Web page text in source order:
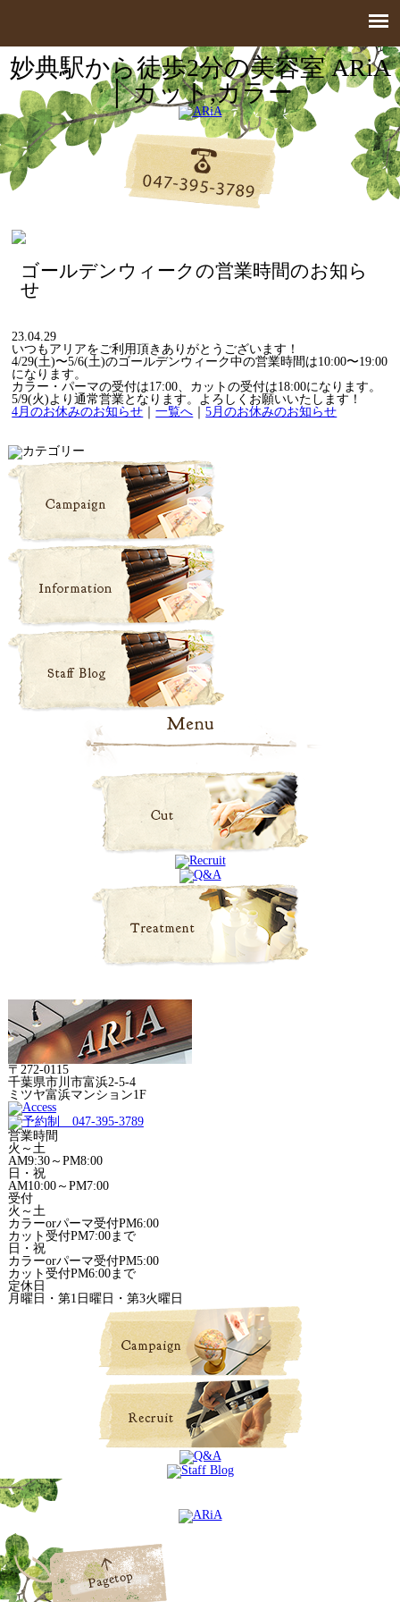
妙典駅から徒歩2分の美容室 ARiA
│ カット,カラー
ゴールデンウィークの営業時間のお知ら
せ
23.04.29
いつもアリアをご利用頂きありがとうございます！
4/29(土)〜5/6(土)のゴールデンウィーク中の営業時間は10:00〜19:00
になります。
カラー・パーマの受付は17:00、カットの受付は18:00になります。
5/9(火)より通常営業となります。よろしくお願いいたします！
4月のお休みのお知らせ ｜一覧へ ｜5月のお休みのお知らせ
〒272-0115
千葉県市川市富浜2-5-4
ミツヤ富浜マンション1F
営業時間
火～土
AM9:30～PM8:00
日・祝
AM10:00～PM7:00
受付
火～土
カラーorパーマ受付PM6:00
カット受付PM7:00まで
日・祝
カラーorパーマ受付PM5:00
カット受付PM6:00まで
定休日
月曜日・第1日曜日・第3火曜日